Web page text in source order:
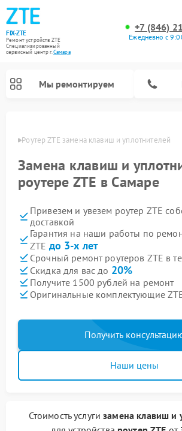
FIX-ZTE
Ремонт устройств ZTE
Специализированный
cервисный центр г.Самара
+7 (846)
Ежедневно с
Мы ремонтируем
Роутер ZTE замена клавиш и уплотнителей
Замена клавиш и
роутере ZTE в Самаре
Привезем и увезем роутер ZTE
доставкой
Гарантия на наши работы по
ZTE до 3-х лет
Срочный ремонт роутеров ZTE в
Скидка для вас до 20%
Получите 1500 рублей на ремонт
Оригинальные комплектующие
Получить
Наши цены
Стоимость услугизамена клавиш и